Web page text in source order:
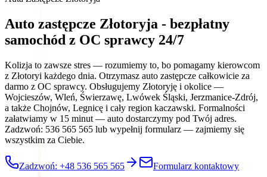
Auto zastępcze Złotoryja - bezpłatny
samochód z OC sprawcy 24/7
Kolizja to zawsze stres — rozumiemy to, bo pomagamy kierowcom
z Złotoryi każdego dnia. Otrzymasz auto zastępcze całkowicie za
darmo z OC sprawcy. Obsługujemy Złotoryję i okolice —
Wojcieszów, Wleń, Świerzawę, Lwówek Śląski, Jerzmanice-Zdrój,
a także Chojnów, Legnicę i cały region kaczawski. Formalności
załatwiamy w 15 minut — auto dostarczymy pod Twój adres.
Zadzwoń: 536 565 565 lub wypełnij formularz — zajmiemy się
wszystkim za Ciebie.
Zadzwoń: +48 536 565 565 Formularz kontaktowy